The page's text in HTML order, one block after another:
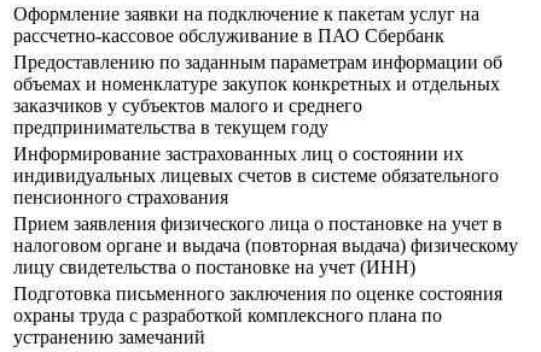
Оформление заявки на подключение к пакетам услуг на
рассчетно-кассовое обслуживание в ПАО Сбербанк
Предоставлению по заданным параметрам информации об
объемах и номенклатуре закупок конкретных и отдельных
заказчиков у субъектов малого и среднего
предпринимательства в текущем году
Информирование застрахованных лиц о состоянии их
индивидуальных лицевых счетов в системе обязательного
пенсионного страхования
Прием заявления физического лица о постановке на учет в
налоговом органе и выдача (повторная выдача) физическому
лицу свидетельства о постановке на учет (ИНН)
Подготовка письменного заключения по оценке состояния
охраны труда с разработкой комплексного плана по
устранению замечаний